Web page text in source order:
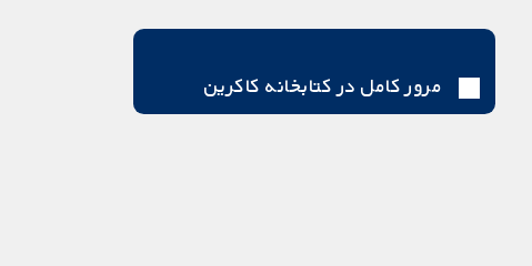
مرور کامل در کتابخانه کاکرین